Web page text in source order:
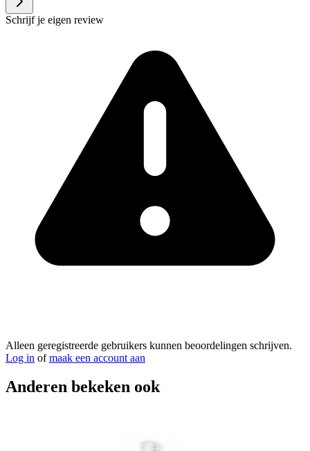
Schrijf je eigen review
Alleen geregistreerde gebruikers kunnen beoordelingen schrijven.
Log in ofmaak een account aan
Anderen bekeken ook